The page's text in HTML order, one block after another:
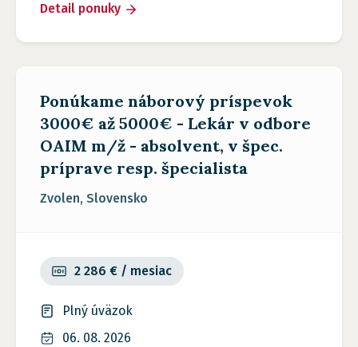
Detail ponuky
Ponúkame náborový príspevok
3000€ až 5000€ - Lekár v odbore
OAIM m/ž - absolvent, v špec.
príprave resp. špecialista
Zvolen, Slovensko
Plný úväzok
2 286 € / mesiac
06. 08. 2026